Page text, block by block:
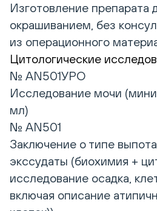
Изготовление препарата
окрашиванием, без
из операционного
Цитологические
№ AN501УРО
Исследование мочи
мл)
№ AN501
Заключение о типе
экссудаты (биохимия +
исследование осадка,
включая описание